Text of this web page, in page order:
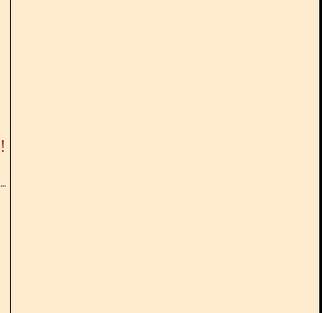
!